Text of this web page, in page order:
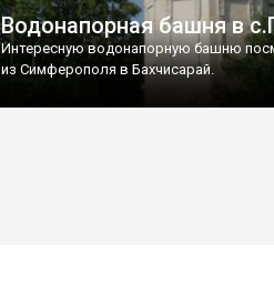
Водонапорная башня в
Интересную водонапорную башню
из Симферополя в Бахчисарай.